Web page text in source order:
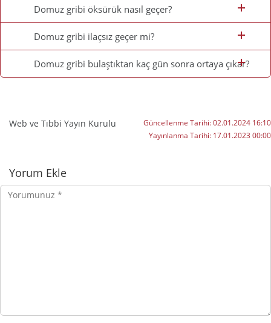
Domuz gribi öksürük nasıl geçer?
Domuz gribi ilaçsız geçer mi?
Domuz gribi bulaştıktan kaç gün sonra ortaya çıkar?
Web ve Tıbbi Yayın Kurulu Güncellenme Tarihi:02.01.2024 16:10
Yayınlanma Tarihi: 17.01.2023 00:00
Yorumlar
Yorum Ekle
Yorumunuz